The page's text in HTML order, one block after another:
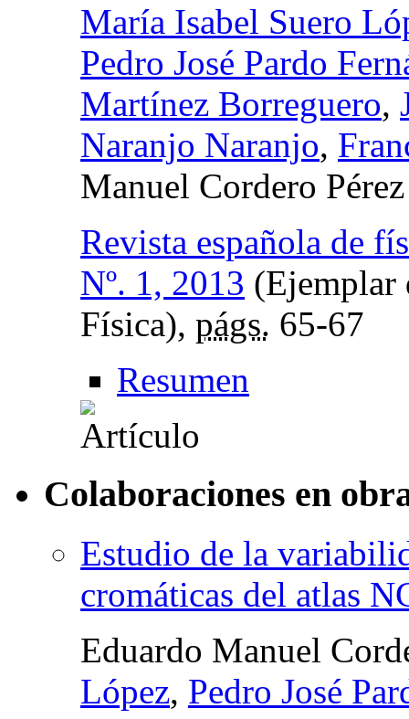
María Isabel Suero
Pedro José Pardo
Martínez Borreguero,
Naranjo Naranjo,
Manuel Cordero Pérez
Revista española de
Nº. 1, 2013 (Ejemplar
Física), págs. 65-67
Resumen
Colaboraciones en
Estudio de la
cromáticas del atlas
Eduardo Manuel
López, Pedro José